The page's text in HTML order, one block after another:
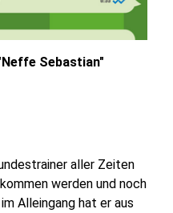
Sebastian"
aller Zeiten
werden und noch
Alleingang hat er aus